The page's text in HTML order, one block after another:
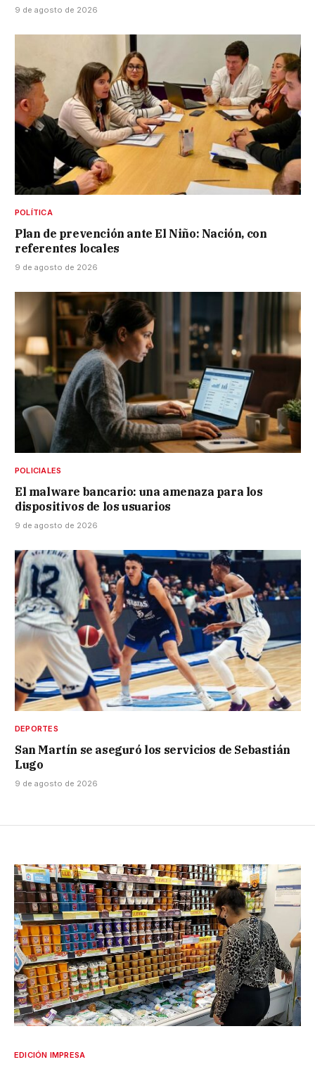
9 de agosto de 2026
POLÍTICA
Plan de prevención ante El Niño: Nación, con
referentes locales
9 de agosto de 2026
POLICIALES
El malware bancario: una amenaza para los
dispositivos de los usuarios
9 de agosto de 2026
DEPORTES
San Martín se aseguró los servicios de Sebastián
Lugo
9 de agosto de 2026
EDICIÓN IMPRESA